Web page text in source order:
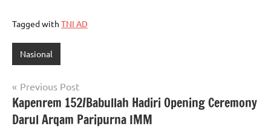
Tagged with TNI AD
Nasional
Navigasi
pos
Previous Post
Kapenrem 152/Babullah Hadiri Opening Ceremony
Darul Arqam Paripurna IMM